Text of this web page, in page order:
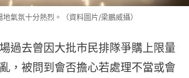
氣氛十分熱烈。（資料圖片/梁鵬威攝）
過去曾因大批市民排隊爭購上限量
，被問到會否擔心若處理不當或會